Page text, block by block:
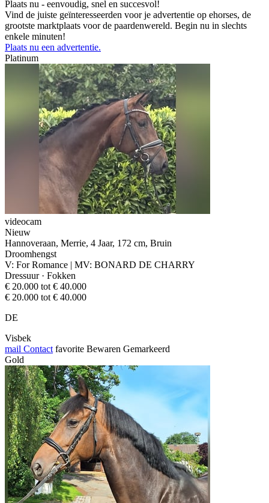
Plaats nu - eenvoudig, snel en succesvol!
Vind de juiste geïnteresseerden voor je advertentie op ehorses, de
grootste marktplaats voor de paardenwereld. Begin nu in slechts
enkele minuten!
Plaats nu een advertentie.
Platinum
videocam
Nieuw
Hannoveraan, Merrie, 4 Jaar, 172 cm, Bruin
Droomhengst
V: For Romance | MV: BONARD DE CHARRY
Dressuur · Fokken
€ 20.000 tot € 40.000
€ 20.000 tot € 40.000
DE
Visbek
mail Contact favorite Bewaren Gemarkeerd
Gold